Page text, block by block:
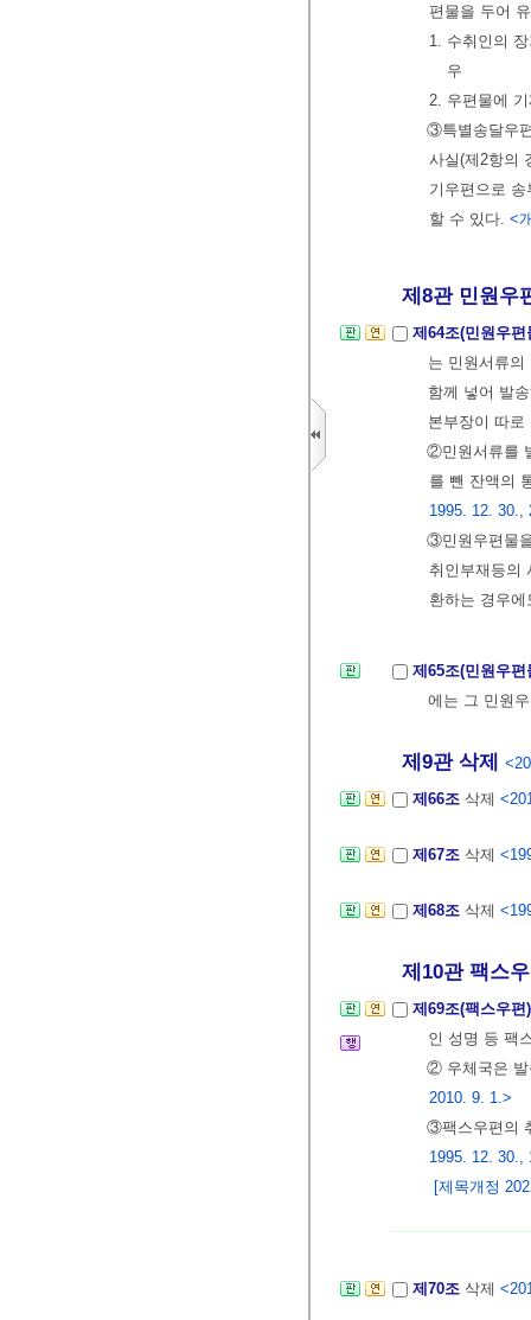
편물을 두어
1. 수취인의
우
2. 우편물에
③특별송달우
사실(제2항의
기우편으로
할 수 있다. <
제8관 민원우
제64조(민원우
는 민원서류
함께 넣어 발
본부장이 따
②민원서류를
를 뺀 잔액의
1995. 12. 30.,
③민원우편물
취인부재등의
환하는 경우
제65조(민원우
에는 그 민원
제9관 삭제
제66조 삭제
제67조 삭제
제68조 삭제
제10관 팩스
제69조(팩스우
인 성명 등 팩
② 우체국은 발
2010. 9. 1.>
③팩스우편의
1995. 12. 30.,
[제목개정
제70조 삭제